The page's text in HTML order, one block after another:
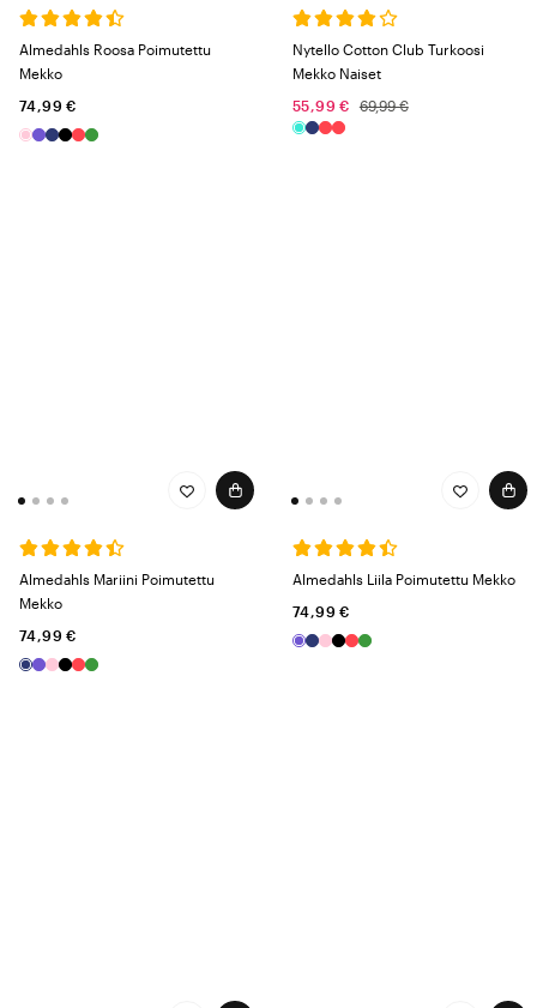
Almedahls Roosa Poimutettu
Mekko
74,99 €
Nytello Cotton Club Turkoosi
Mekko Naiset
55,99 €
69,99 €
Almedahls Mariini Poimutettu
Mekko
74,99 €
Almedahls Liila Poimutettu Mekko
74,99 €